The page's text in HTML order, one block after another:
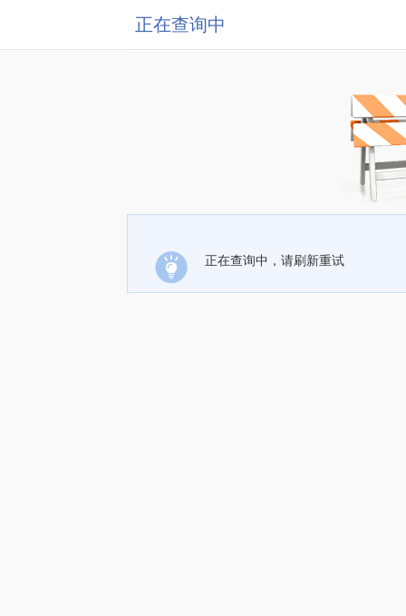
正在查询中
正在查询中，请刷新重试